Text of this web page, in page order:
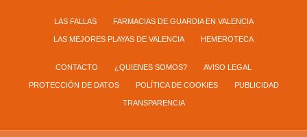
LAS FALLAS FARMACIAS DE GUARDIA EN VALENCIA
LAS MEJORES PLAYAS DE VALENCIA HEMEROTECA
CONTACTO ¿QUIENES SOMOS? AVISO LEGAL
PROTECCIÓN DE DATOS POLÍTICA DE COOKIES PUBLICIDAD
TRANSPARENCIA